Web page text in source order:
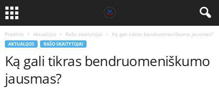
Pradinis Aktualijos Rašo skaitytojai Ką gali tikras bendruomeniškumo jausmas?
AKTUALIJOS RAŠO SKAITYTOJAI
Ką gali tikras bendruomeniškumo
jausmas?